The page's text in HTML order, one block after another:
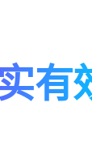
有